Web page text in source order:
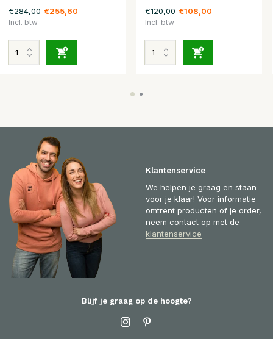
€284,00 €255,60
Incl. btw
€120,00 €108,00
Incl. btw
Klantenservice
We helpen je graag en staan
voor je klaar! Voor informatie
omtrent producten of je order,
neem contact op met de
klantenservice
Blijf je graag op de hoogte?